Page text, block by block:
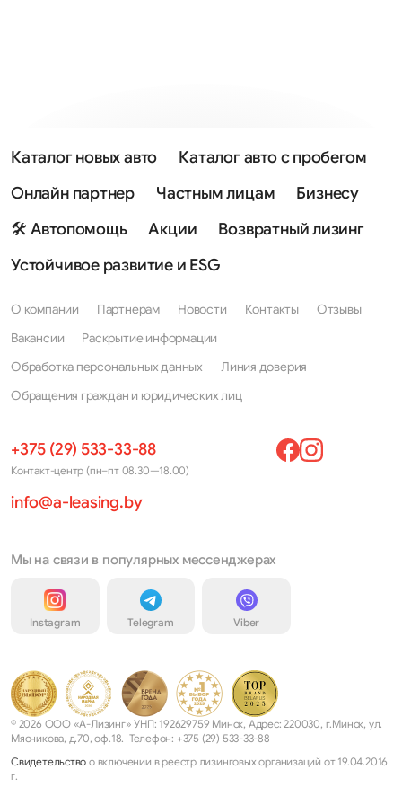
Каталог новых авто
Каталог авто с пробегом
Онлайн партнер
Частным лицам
Бизнесу
🛠 Автопомощь
Акции
Возвратный лизинг
Устойчивое развитие и ESG
О компании Партнерам Новости Контакты
Отзывы
Вакансии
Раскрытие информации
Обработка персональных данных
Линия доверия
Обращения граждан и юридических лиц
+375 (29) 533-33-88
Контакт-центр (пн–пт 08.30—18.00)
info@a-leasing.by
Мы на связи в популярных мессенджерах
Instagram Telegram Viber
© 2026 ООО «А-Лизинг» УНП: 192629759 Минск, Адрес: 220030, г.Минск, ул.
Мясникова, д.70, оф.18. Телефон: +375 (29) 533-33-88
Свидетельство о включении в реестр лизинговых организаций от 19.04.2016
г.